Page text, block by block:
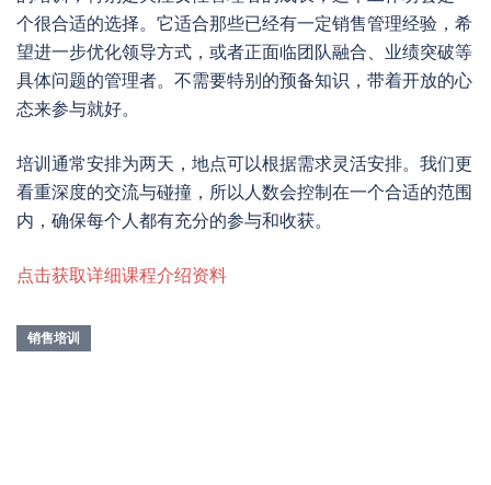
个很合适的选择。它适合那些已经有一定销售管理经验，希
望进一步优化领导方式，或者正面临团队融合、业绩突破等
具体问题的管理者。不需要特别的预备知识，带着开放的心
态来参与就好。
培训通常安排为两天，地点可以根据需求灵活安排。我们更
看重深度的交流与碰撞，所以人数会控制在一个合适的范围
内，确保每个人都有充分的参与和收获。
点击获取详细课程介绍资料
销售培训